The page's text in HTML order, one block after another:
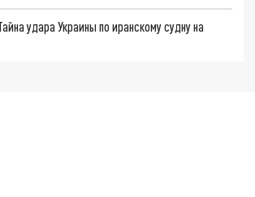
удара Украины по иранскому судну на